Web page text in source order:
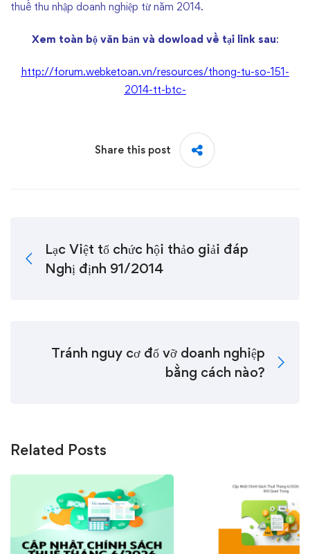
thuế thu nhập doanh nghiệp từ năm 2014.
Xem toàn bộ văn bản và dowload về tại link sau:
http://forum.webketoan.vn/resources/thong-tu-so-151-
2014-tt-btc-
Share this post
Lạc Việt tổ chức hội thảo giải đáp
Nghị định 91/2014
Tránh nguy cơ đổ vỡ doanh nghiệp
bằng cách nào?
Related Posts